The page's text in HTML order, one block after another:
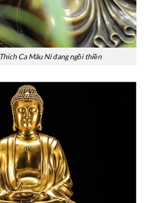
Ca Mâu Ni đang ngồi thiền